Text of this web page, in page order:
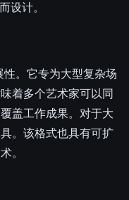
设计。
。它专为大型复杂场
着多个艺术家可以同
盖工作成果。对于大
。该格式也具有可扩
。